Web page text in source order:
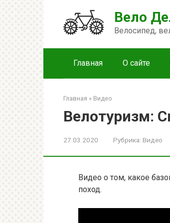
Вело
Велосипед,
Главная О сайте
Главная » Видео
Велотуризм:
27.03.2020 Рубрика: Видео
Видео о том, какое
поход.